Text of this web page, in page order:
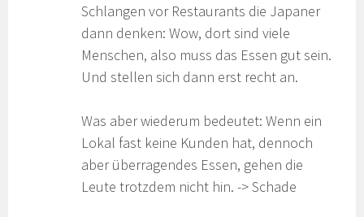
Schlangen vor Restaurants die Japaner
dann denken: Wow, dort sind viele
Menschen, also muss das Essen gut sein.
Und stellen sich dann erst recht an.
Was aber wiederum bedeutet: Wenn ein
Lokal fast keine Kunden hat, dennoch
aber überragendes Essen, gehen die
Leute trotzdem nicht hin. -> Schade